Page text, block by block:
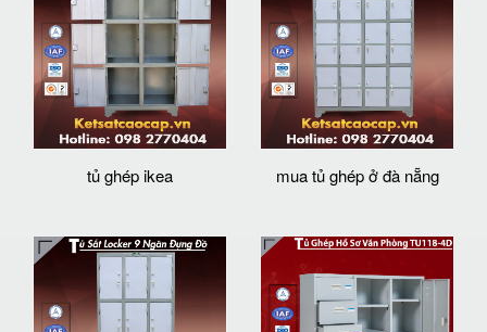
tủ ghép ikea mua tủ ghép ở đà nẵng